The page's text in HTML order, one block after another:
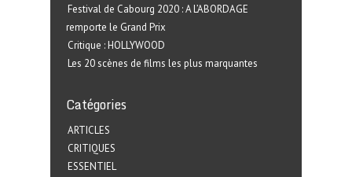
Festival de Cabourg 2020 : A L’ABORDAGE
remporte le Grand Prix
Critique : HOLLYWOOD
Les 20 scènes de films les plus marquantes
Catégories
ARTICLES
CRITIQUES
ESSENTIEL